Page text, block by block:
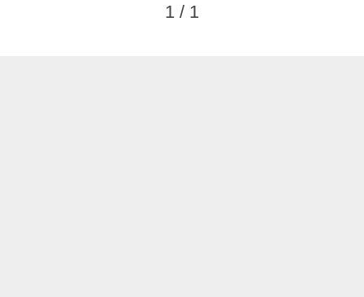
1 / 1